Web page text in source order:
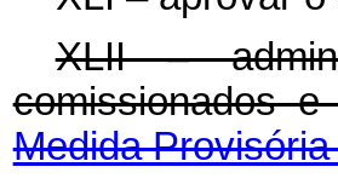
XLII –
comissionados
Medida